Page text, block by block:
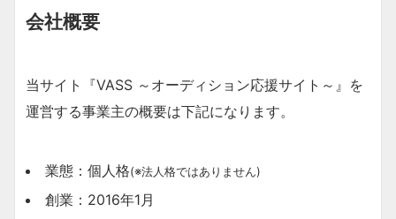
会社概要
当サイト『VASS ～オーディション応援サイト～』を
運営する事業主の概要は下記になります。
業態：個人格(※法人格ではありません)
創業：2016年1月